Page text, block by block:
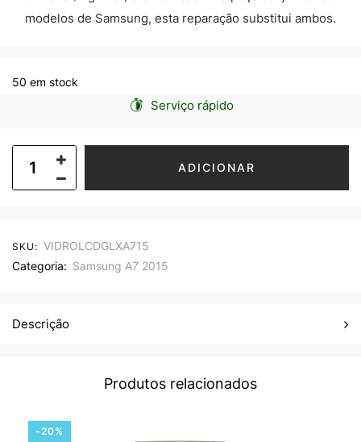
modelos de Samsung, esta reparação substitui ambos.
50 em stock
Serviço rápido
ADICIONAR
SKU: VIDROLCDGLXA715
Categoria: Samsung A7 2015
Descrição
Produtos relacionados
-20%